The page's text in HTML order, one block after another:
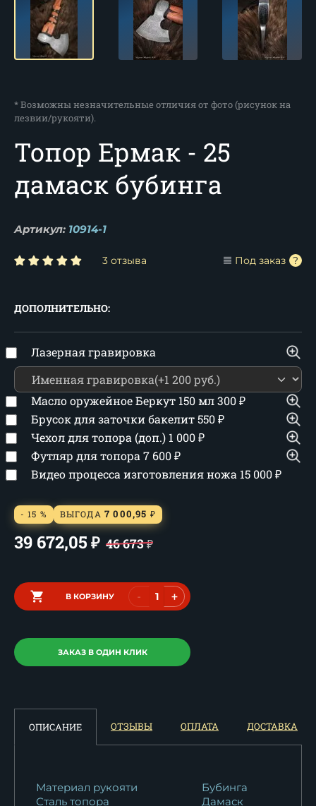
* Возможны незначительные отличия от фото (рисунок на
лезвии/рукояти).
Топор Ермак - 25
дамаск бубинга
Артикул: 10914-1
3 отзыва Под заказ
ДОПОЛНИТЕЛЬНО:
Лазерная гравировка
Масло оружейное Беркут 150 мл300₽
Брусок для заточки бакелит550₽
Чехол для топора (доп.) 1 000₽
Футляр для топора 7 600₽
Видео процесса изготовления ножа 15 000₽
- 15 % ВЫГОДА 7 000,95 ₽
39 672,05 ₽ 46 673₽
В КОРЗИНУ - +
ЗАКАЗ В ОДИН КЛИК
ОПИСАНИЕ ОТЗЫВЫ ОПЛАТА ДОСТАВКА
Материал рукояти
Бубинга
Сталь топора
Дамаск